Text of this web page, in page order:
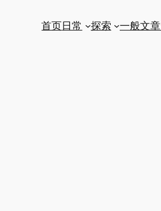
首页 日常 探索 一般文章